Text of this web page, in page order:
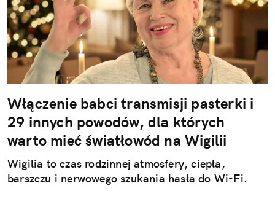
Włączenie babci transmisji pasterki i
29 innych powodów, dla których
warto mieć światłowód na Wigilii
Wigilia to czas rodzinnej atmosfery, ciepła,
barszczu i nerwowego szukania hasła do Wi-Fi.